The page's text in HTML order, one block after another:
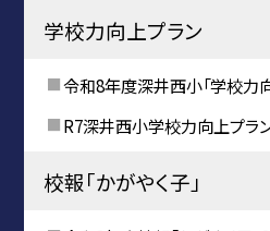
学校力向上プラン
令和8年度深井西小「学校力
R7深井西小学校力向上プラ
校報「かがやく子」